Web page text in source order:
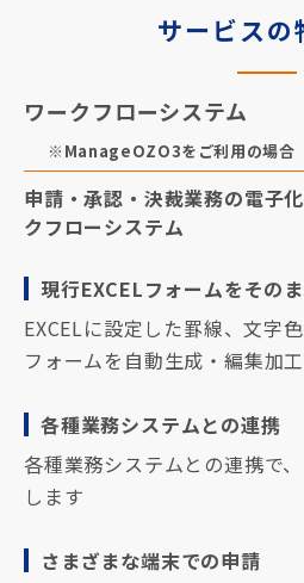
サービス
ワークフローシステム
※ManageOZO3をご利用の場合
申請・承認・決裁業務の電子
クフローシステム
現行EXCELフォームをその
EXCELに設定した罫線、文字
フォームを自動生成・編集加工
各種業務システムとの連携
各種業務システムとの連携で
します
さまざまな端末での申請